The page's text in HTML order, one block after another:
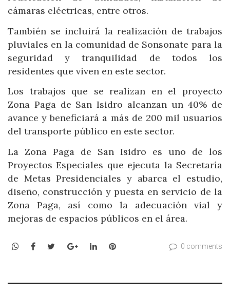
cámaras eléctricas, entre otros.
También se incluirá la realización de trabajos
pluviales en la comunidad de Sonsonate para la
seguridad y tranquilidad de todos los
residentes que viven en este sector.
Los trabajos que se realizan en el proyecto
Zona Paga de San Isidro alcanzan un 40% de
avance y beneficiará a más de 200 mil usuarios
del transporte público en este sector.
La Zona Paga de San Isidro es uno de los
Proyectos Especiales que ejecuta la Secretaría
de Metas Presidenciales y abarca el estudio,
diseño, construcción y puesta en servicio de la
Zona Paga, así como la adecuación vial y
mejoras de espacios públicos en el área.
WhatsApp
Facebook
TwitterGoogle+LinkedInPinterest 0 comments